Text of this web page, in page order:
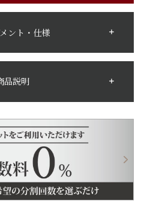
ント・仕様
品説明